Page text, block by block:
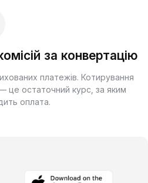
за конвертацію
платежів. Котирування
це остаточний курс, за яким
оплата.